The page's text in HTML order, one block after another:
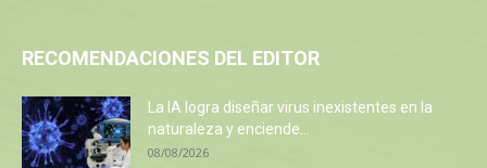
RECOMENDACIONES DEL EDITOR
La IA logra diseñar virus inexistentes en la
naturaleza y enciende...
08/08/2026